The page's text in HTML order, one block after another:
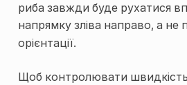
риба завжди буде рухатися
напрямку зліва направо, а не
орієнтації.
Щоб контролювати швидкість